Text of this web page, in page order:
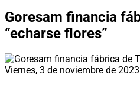
Goresam financia
“echarse flores”
Viernes, 3 de noviembre de 2023